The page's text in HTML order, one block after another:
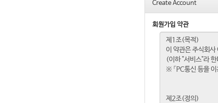
Create Account
회원가입 약관